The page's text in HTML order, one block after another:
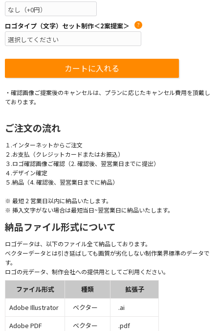
ロゴタイプ（文字）セット制作＜2案提案＞ ?
・確認画像ご提案後のキャンセルは、プランに応じたキャンセル費用を頂戴し
ております。
ご注文の流れ
１.インターネットからご注文
２.お支払（クレジットカードまたはお振込）
３.ロゴ確認画像ご確認（2. 確認後、翌営業日までに提出）
４.デザイン確定
５.納品（4. 確認後、翌営業日までに納品）
※ 最短 2 営業日以内に納品いたします。
※ 挿入文字がない場合は最短当日~翌営業日に納品いたします。
納品ファイル形式について
ロゴデータは、以下のファイル全て納品しております。
ベクターデータとは引き延ばしても画質が劣化しない制作業界標準のデータで
す。
ロゴの元データ、制作会社への提供用としてご利用ください。
ファイル形式 種類
拡張子
Adobe Illustrator
ベクター
.ai
Adobe PDF
ベクター
.pdf